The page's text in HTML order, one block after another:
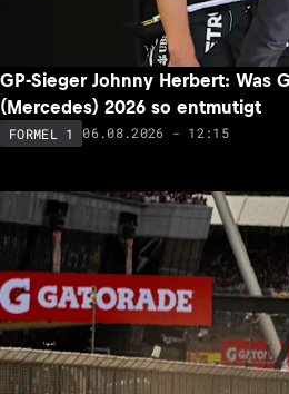
GP-Sieger Johnny Herbert: Was
(Mercedes) 2026 so entmutigt
FORMEL 1 06.08.2026 - 12:15